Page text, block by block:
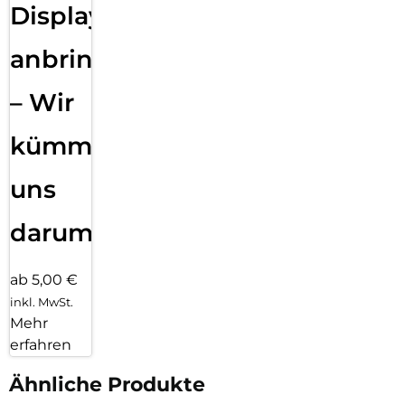
Displayfolie
anbringen
– Wir
kümmern
uns
darum!
ab 5,00 €
inkl. MwSt.
Mehr
erfahren
Ähnliche Produkte